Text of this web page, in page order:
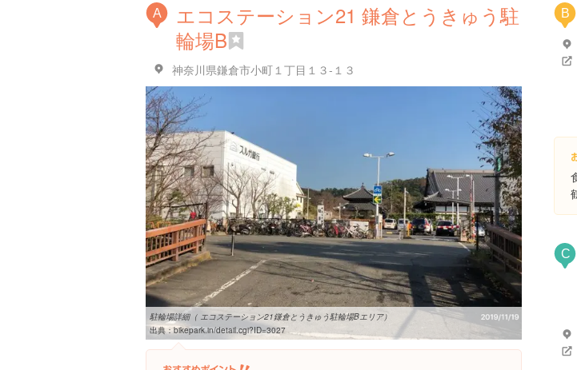
A
エコステーション21 鎌倉とうきゅう駐
輪場B
神奈川県鎌倉市小町１丁目１３-１３
駐輪場詳細（ エコステーション21鎌倉とうきゅう駐輪場Bエリア）
出典：bikepark.in/detail.cgi?ID=3027
B
C